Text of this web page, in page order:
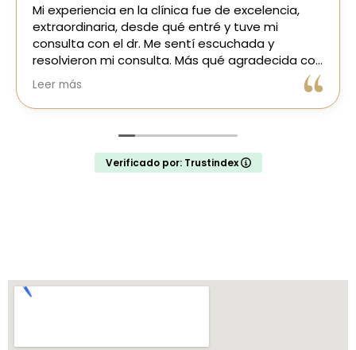
Mi experiencia en la clínica fue de excelencia,
extraordinaria, desde qué entré y tuve mi
consulta con el dr. Me sentí escuchada y
resolvieron mi consulta. Más qué agradecida con
las recepcionistas y el dr. Impecable atención.
Los recomiendo
Gracias totales... ale
Leer más
Verificado por: Trustindex